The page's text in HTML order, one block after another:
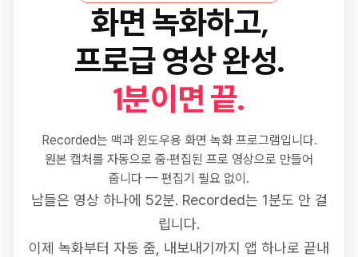
화면 녹화하고,
프로급 영상 완성.
1분이면 끝.
Recorded는 맥과 윈도우용 화면 녹화 프로그램입니다.
원본 캡처를 자동으로 줌·편집된 프로 영상으로 만들어
줍니다 — 편집기 필요 없이.
남들은 영상 하나에 52분. Recorded는 1분도 안 걸
립니다.
이제 녹화부터 자동 줌, 내보내기까지 앱 하나로 끝내